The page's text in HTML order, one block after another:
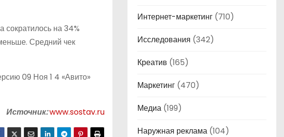
на 34%
Средний чек
09 Ноя 1 4 «Авито»
Источник:www.sostav.ru
Интернет-маркетинг (710)
Исследования (342)
Креатив (165)
Маркетинг (470)
Медиа (199)
Наружная реклама (104)